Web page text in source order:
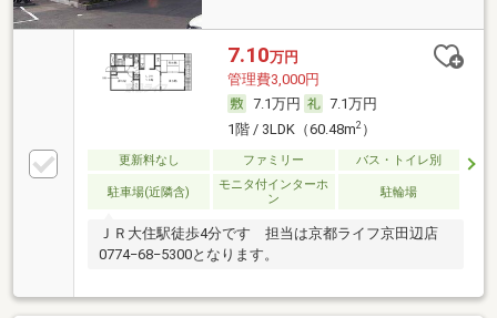
7.10万円
管理費3,000円
7.1万円
7.1万円
1階 / 3LDK（60.48m2）
更新料なし ファミリー バス・トイレ別
駐車場(近隣含)
モニタ付インターホ
ン
駐輪場
ＪＲ大住駅徒歩4分です 担当は京都ライフ京田辺店
0774−68−5300となります。